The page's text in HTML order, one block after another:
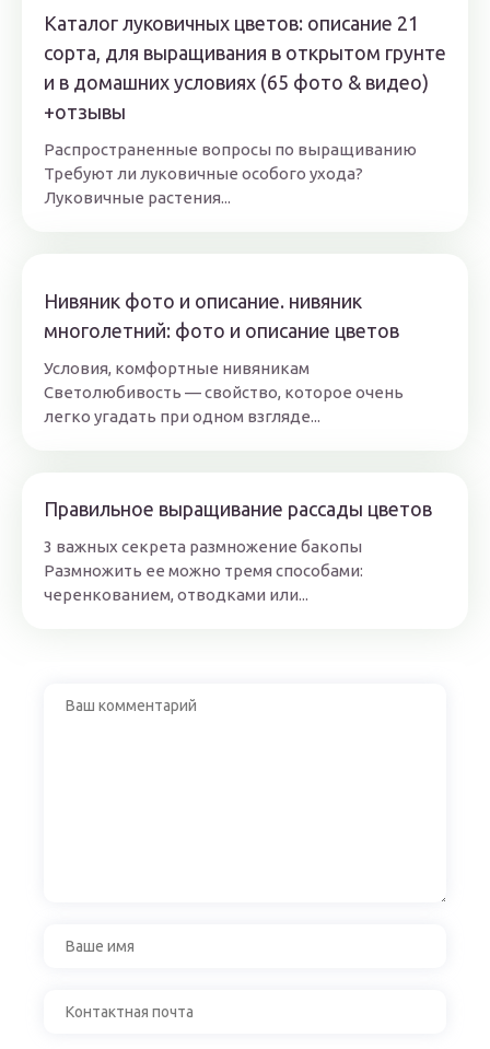
Каталог луковичных цветов: описание 21
сорта, для выращивания в открытом грунте
и в домашних условиях (65 фото & видео)
+отзывы
Распространенные вопросы по выращиванию
Требуют ли луковичные особого ухода?
Луковичные растения...
Нивяник фото и описание. нивяник
многолетний: фото и описание цветов
Условия, комфортные нивяникам
Светолюбивость — свойство, которое очень
легко угадать при одном взгляде...
Правильное выращивание рассады цветов
3 важных секрета размножение бакопы
Размножить ее можно тремя способами:
черенкованием, отводками или...